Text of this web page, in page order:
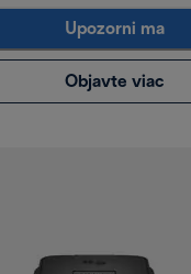
Upozorni ma
Objavte viac